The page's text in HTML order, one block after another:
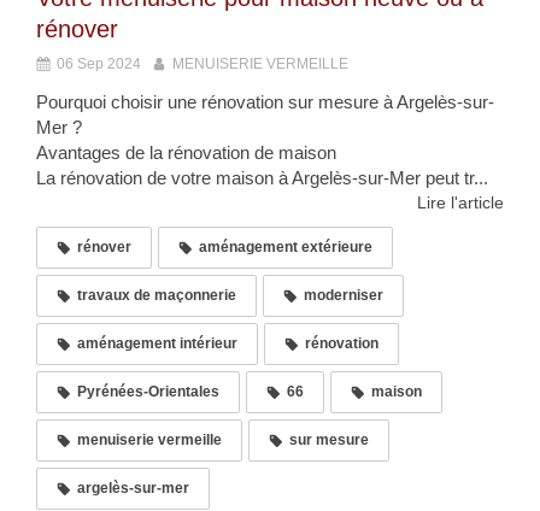
rénover
06 Sep 2024 MENUISERIE VERMEILLE
Pourquoi choisir une rénovation sur mesure à Argelès-sur-
Mer ?
Avantages de la rénovation de maison
La rénovation de votre maison à Argelès-sur-Mer peut tr...
Lire l'article
rénover aménagement extérieure
travaux de maçonnerie moderniser
aménagement intérieur rénovation
Pyrénées-Orientales 66 maison
menuiserie vermeille sur mesure
argelès-sur-mer